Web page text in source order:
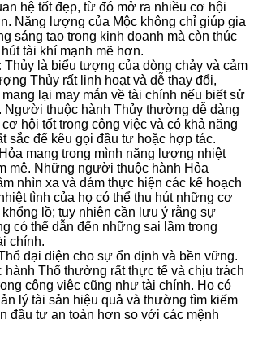
hệ tốt đẹp, từ đó mở ra nhiều cơ hội
Năng lượng của Mộc không chỉ giúp gia
sáng tạo trong kinh doanh mà còn thúc
tài khí mạnh mẽ hơn.
Thủy là biểu tượng của dòng chảy và cảm
Thủy rất linh hoạt và dễ thay đổi,
lại may mắn về tài chính nếu biết sử
Người thuộc hành Thủy thường dễ dàng
hội tốt trong công việc và có khả năng
sắc để kêu gọi đầu tư hoặc hợp tác.
Hỏa mang trong mình năng lượng nhiệt
mê. Những người thuộc hành Hỏa
nhìn xa và dám thực hiện các kế hoạch
tình của họ có thể thu hút những cơ
khổng lồ; tuy nhiên cần lưu ý rằng sự
có thể dẫn đến những sai lầm trong
chính.
đại diện cho sự ổn định và bền vững.
hành Thổ thường rất thực tế và chịu trách
công việc cũng như tài chính. Họ có
lý tài sản hiệu quả và thường tìm kiếm
đầu tư an toàn hơn so với các mệnh